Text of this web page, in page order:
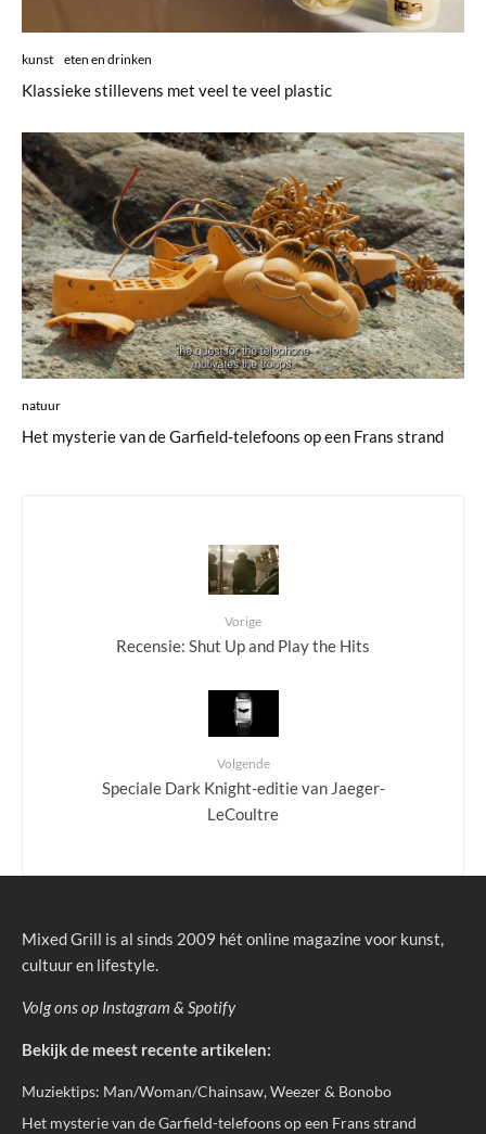
kunst eten en drinken
Klassieke stillevens met veel te veel plastic
natuur
Het mysterie van de Garfield-telefoons op een Frans strand
Vorige
Recensie: Shut Up and Play the Hits
Volgende
Speciale Dark Knight-editie van Jaeger-
LeCoultre
Mixed Grill is al sinds 2009 hét online magazine voor kunst,
cultuur en lifestyle.
Volg ons op Instagram & Spotify
Bekijk de meest recente artikelen:
Muziektips: Man/Woman/Chainsaw, Weezer & Bonobo
Het mysterie van de Garfield-telefoons op een Frans strand